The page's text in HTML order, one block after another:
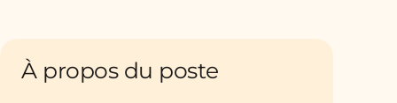
À propos du poste